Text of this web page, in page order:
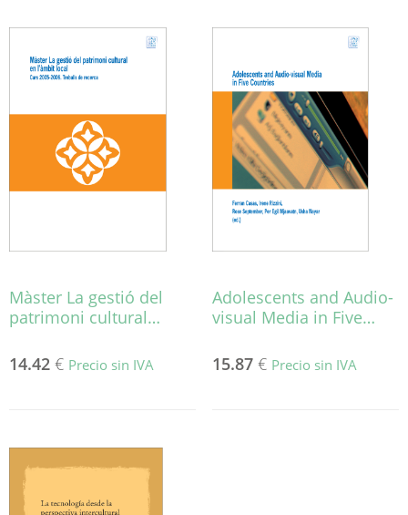
múltiples
variantes.
opciones
en
de
Màster La gestió del
patrimoni cultural…
14.42 € Precio sin IVA
Adolescents and Audio-
visual Media in Five…
15.87 € Precio sin IVA